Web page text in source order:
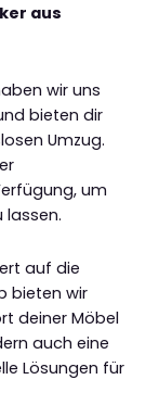
aus
wir uns
bieten dir
Umzug.
um
lassen.
auf die
bieten wir
deiner Möbel
auch eine
Lösungen für